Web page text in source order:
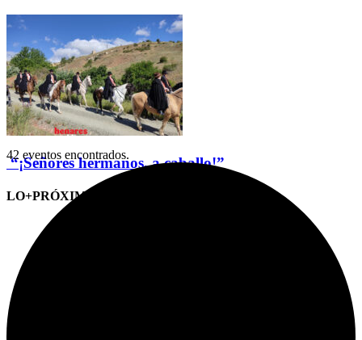
“¡Señores hermanos, a caballo!”
LO+PRÓXIMO (CITAS)
42 eventos encontrados.